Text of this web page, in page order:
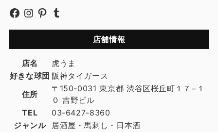
店舗情報
店名
虎うま
好きな球団 阪神タイガース
住所
〒150-0031 東京都 渋谷区桜丘町１７−１
０ 吉野ビル
TEL
03-6427-8360
ジャンル
居酒屋・馬刺し・日本酒